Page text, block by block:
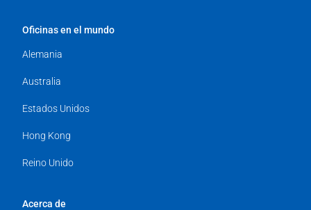
Oficinas en el mundo
Alemania
Australia
Estados Unidos
Hong Kong
Reino Unido
Acerca de